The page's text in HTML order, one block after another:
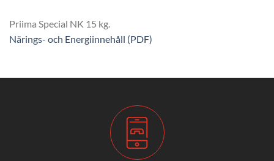
Priima Special NK 15 kg.
Närings- och Energiinnehåll (PDF)